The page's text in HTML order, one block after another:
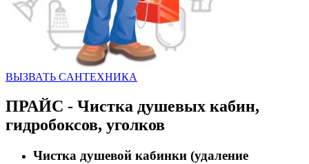
ВЫЗВАТЬ CАНТЕХНИКА
ПРАЙС - Чистка душевых кабин,
гидробоксов, уголков
Чистка душевой кабинки (удаление